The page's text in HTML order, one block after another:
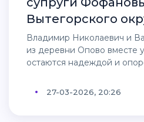
Вытегорского
Владимир Николаевич и Валентина Федоровна
из деревни Опово вместе
остаются надеждой и
27-03-2026, 20:26